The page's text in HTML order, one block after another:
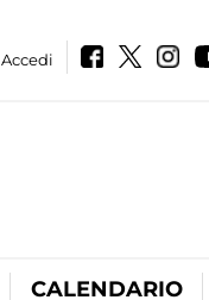
Accedi
CALENDARIO